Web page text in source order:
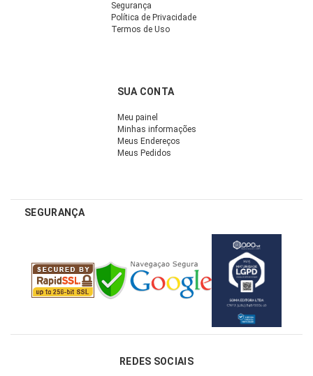
Segurança
Política de Privacidade
Termos de Uso
SUA CONTA
Meu painel
Minhas informações
Meus Endereços
Meus Pedidos
SEGURANÇA
REDES SOCIAIS